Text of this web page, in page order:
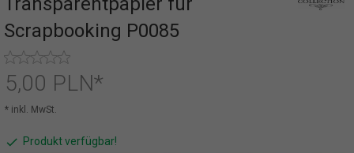
Scrapbooking P0085
5,00 PLN*
* inkl. MwSt.
Produkt verfügbar!